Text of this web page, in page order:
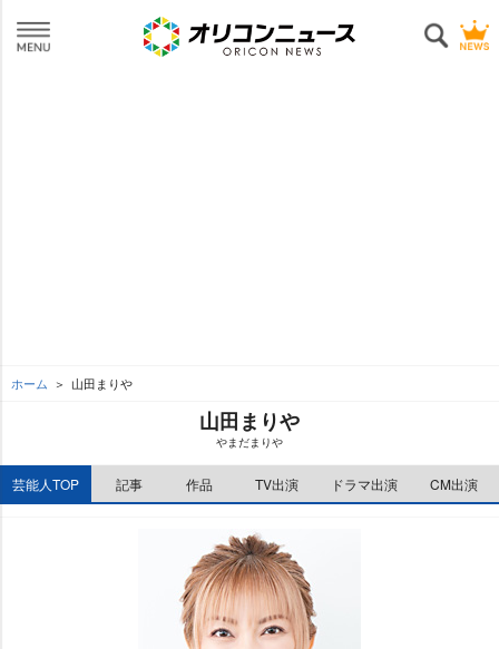
ホーム 山田まり
山田まり
まだまり
芸能人TOP 記事 作品 TV出演 ドラマ出演 CM出演